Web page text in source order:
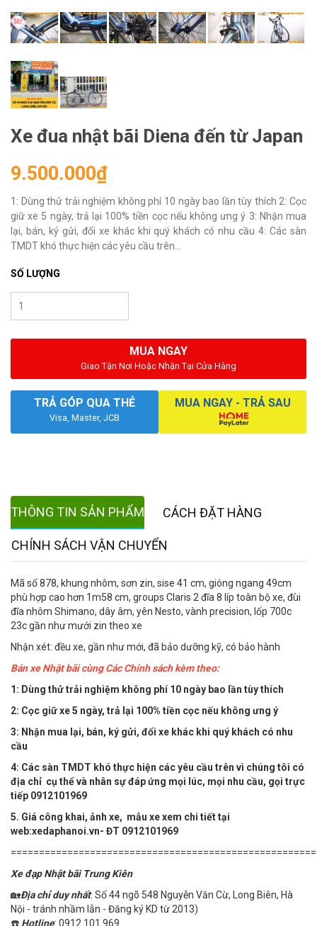
Xe đua nhật bãi Diena đến từ Japan
9.500.000₫
1: Dùng thử trải nghiệm không phí 10 ngày bao lần tùy thích 2: Cọc
giữ xe 5 ngày, trả lại 100% tiền cọc nếu không ưng ý 3: Nhận mua
lại, bán, ký gửi, đổi xe khác khi quý khách có nhu cầu 4: Các sàn
TMDT khó thực hiện các yêu cầu trên...
SỐ LƯỢNG
MUA NGAY
Giao Tận Nơi Hoặc Nhận Tại Cửa Hàng
TRẢ GÓP QUA THẺ
Visa, Master, JCB
MUA NGAY - TRẢ SAU
THÔNG TIN SẢN PHẨM CÁCH ĐẶT HÀNG
CHÍNH SÁCH VẬN CHUYỂN
Mã số 878, khung nhôm, sơn zin, sise 41 cm, gióng ngang 49cm
phù hợp cao hơn 1m58 cm, groups Claris 2 đĩa 8 líp toàn bộ xe, đùi
đĩa nhôm Shimano, dây âm, yên Nesto, vành precision, lốp 700c
23c gần như mưới zin theo xe
Nhận xét: đều xe, gần như mới, đã bảo dưỡng kỹ, có bảo hành
Bán xe Nhật bãi cùng Các Chính sách kèm theo:
1: Dùng thử trải nghiệm không phí 10 ngày bao lần tùy thích
2: Cọc giữ xe 5 ngày, trả lại 100% tiền cọc nếu không ưng ý
3: Nhận mua lại, bán, ký gửi, đổi xe khác khi quý khách có nhu
cầu
4: Các sàn TMDT khó thực hiện các yêu cầu trên vì chúng tôi có
địa chỉ cụ thể và nhân sự đáp ứng mọi lúc, mọi nhu cầu, gọi trực
tiếp 0912101969
5. Giá công khai, ảnh xe, mẫu xe xem chi tiết tại
web:xedaphanoi.vn- ĐT 0912101969
Xe đạp Nhật bãi Trung Kiên
🏡Địa chỉ duy nhất: Số 44 ngõ 548 Nguyễn Văn Cừ, Long Biên, Hà
Nội - tránh nhầm lẫn - Đăng ký KD từ 2013)
☎️ Hotline: 0912 101 969